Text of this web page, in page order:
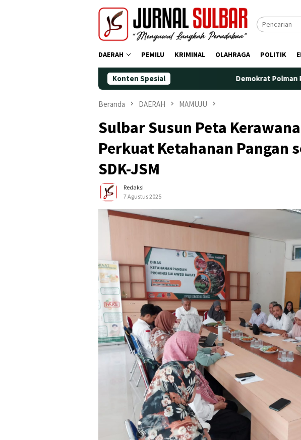
DAERAH PEMILU KRIMINAL OLAHRAGA POLITIK
Konten Spesial Demokrat Polman Peringati
Beranda DAERAH MAMUJU
Sulbar Susun Peta
Perkuat Ketahanan Pangan
SDK-JSM
Redaksi
7 Agustus 2025